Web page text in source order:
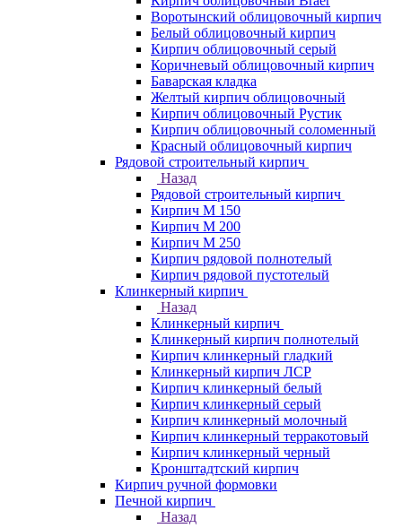
Воротынский облицовочный кирпич
Белый облицовочный кирпич
Кирпич облицовочный серый
Коричневый облицовочный кирпич
Баварская кладка
Желтый кирпич облицовочный
Кирпич облицовочный Рустик
Кирпич облицовочный соломенный
Красный облицовочный кирпич
Рядовой строительный кирпич
Назад
Рядовой строительный кирпич
Кирпич М 150
Кирпич М 200
Кирпич М 250
Кирпич рядовой полнотелый
Кирпич рядовой пустотелый
Клинкерный кирпич
Назад
Клинкерный кирпич
Клинкерный кирпич полнотелый
Кирпич клинкерный гладкий
Клинкерный кирпич ЛСР
Кирпич клинкерный белый
Кирпич клинкерный серый
Кирпич клинкерный молочный
Кирпич клинкерный терракотовый
Кирпич клинкерный черный
Кронштадтский кирпич
Кирпич ручной формовки
Печной кирпич
Назад